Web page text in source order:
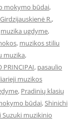
mokymo būdai,
Girdzijauskienė R.,
muzika ugdyme,
, muzikos stiliu
muzika,
PRINCIPAI, pasaulio
muzikos
, Pradinių klasių
būdai,Shinichi
Suzuki muzikinio